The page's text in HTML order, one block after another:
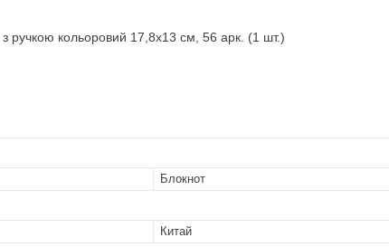
ручкою кольоровий 17,8х13 см, 56 арк. (1 шт.)
Блокнот
Китай